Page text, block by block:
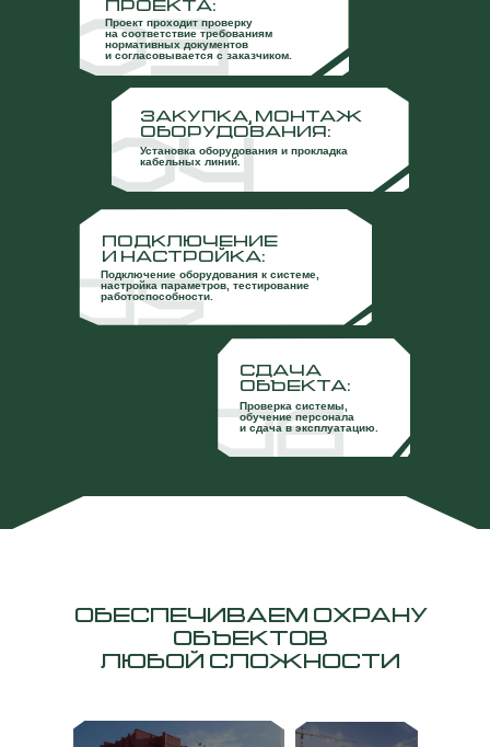
ПРОЕКТА:
ПОДКЛЮЧЕНИЕ
И НАСТРОЙКА:
СДАЧА
ОБЪЕКТА:
ЗАКУПКА, МОНТАЖ
ОБОРУДОВАНИЯ:
Подключение оборудования к системе,
настройка параметров, тестирование
работоспособности.
Проект проходит проверку
на соответствие требованиям
нормативных документов
и согласовывается с заказчиком.
Проверка системы,
обучение персонала
и сдача в эксплуатацию.
Установка оборудования и прокладка
кабельных линий.
ОБЕСПЕЧИВАЕМ ОХРАНУ
ОБЪЕКТОВ
ЛЮБОЙ СЛОЖНОСТИ